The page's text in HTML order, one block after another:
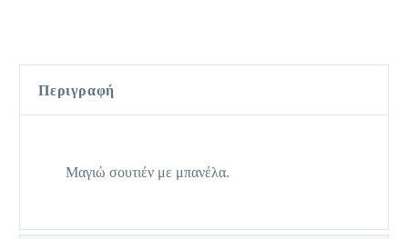
Περιγραφή
Μαγιώ σουτιέν με μπανέλα.